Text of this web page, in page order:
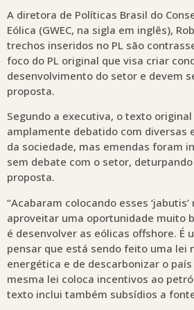
A diretora de Políticas Brasil do
Eólica (GWEC, na sigla em inglês),
trechos inseridos no PL são
foco do PL original que visa criar
desenvolvimento do setor e devem
proposta.
Segundo a executiva, o texto original
amplamente debatido com diversas
da sociedade, mas emendas foram
sem debate com o setor,
proposta.
“Acabaram colocando esses
aproveitar uma oportunidade muito
é desenvolver as eólicas offshore. É
pensar que está sendo feito uma lei
energética e de descarbonizar o
mesma lei coloca incentivos ao
texto inclui também subsídios a